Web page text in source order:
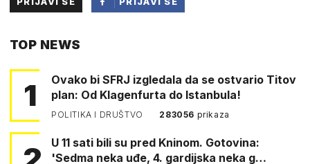
TOP NEWS
1
Ovako bi SFRJ izgledala da se ostvario Titov
plan: Od Klagenfurta do Istanbula!
POLITIKA I DRUŠTVO 283056 prikaza
U 11 sati bili su pred Kninom. Gotovina:
'Sedma neka uđe, 4. gardijska neka g…